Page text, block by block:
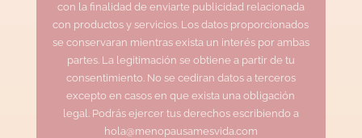
con la finalidad de enviarte publicidad relacionada
con productos y servicios. Los datos proporcionados
se conservaran mientras exista un interés por ambas
partes. La legitimación se obtiene a partir de tu
consentimiento. No se cediran datos a terceros
excepto en casos en que exista una obligación
legal. Podrás ejercer tus derechos escribiendo a
hola@menopausamesvida.com